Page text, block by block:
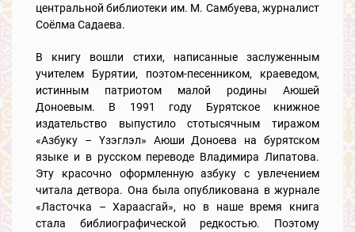
центральной библиотеки им. М. Самбуева, журналист
Соёлма Садаева.
В книгу вошли стихи, написанные заслуженным
учителем Бурятии, поэтом-песенником, краеведом,
истинным патриотом малой родины Аюшей
Доноевым. В 1991 году Бурятское книжное
издательство выпустило стотысячным тиражом
«Азбуку – Үзэглэл» Аюши Доноева на бурятском
языке и в русском переводе Владимира Липатова.
Эту красочно оформленную азбуку с увлечением
читала детвора. Она была опубликована в журнале
«Ласточка – Хараасгай», но в наше время книга
стала библиографической редкостью. Поэтому